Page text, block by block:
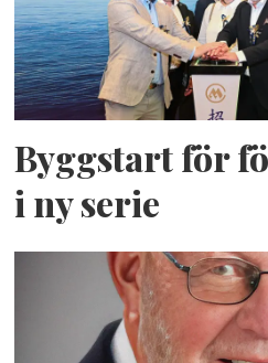
Byggstart för
i ny serie